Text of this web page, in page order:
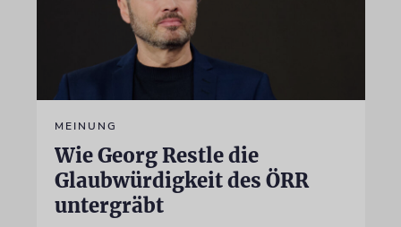
MEINUNG
Wie Georg Restle die
Glaubwürdigkeit des ÖRR
untergräbt